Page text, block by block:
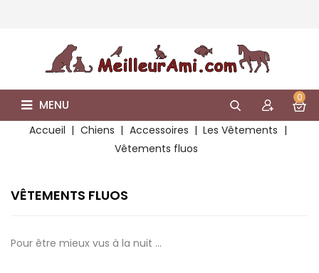
0
MENU
Accueil Chiens Accessoires
Les Vêtements
Vêtements fluos
VÊTEMENTS FLUOS
Pour être mieux vus à la nuit ...